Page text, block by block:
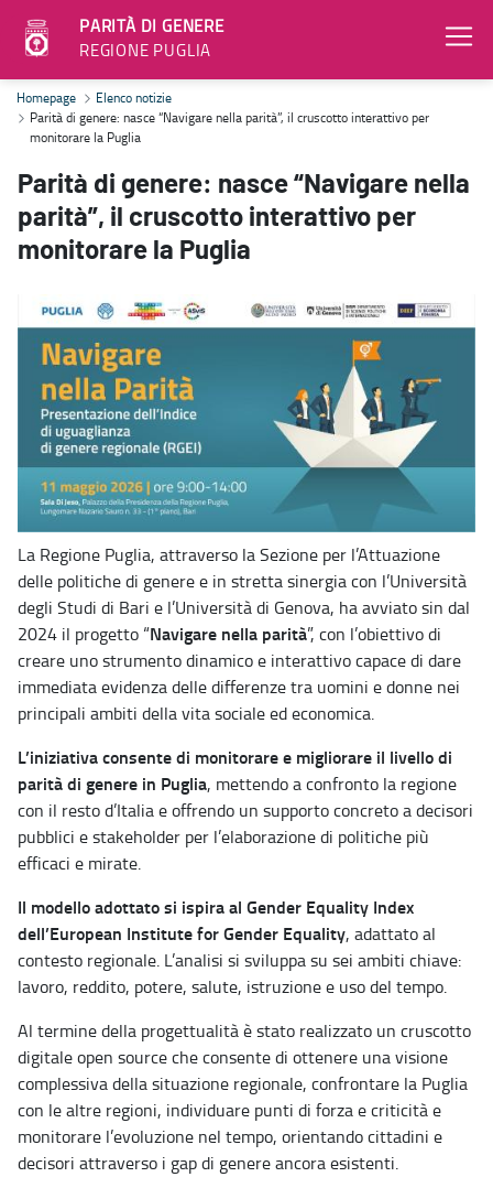
PARITÀ DI GENERE
REGIONE PUGLIA
Parità di genere: nasce “Navigare nella parità”, il cruscotto
Homepage
Elenco notizie
Parità di genere: nasce “Navigare nella parità”, il cruscotto interattivo per
monitorare la Puglia
Parità di genere: nasce “Navigare nella
parità”, il cruscotto interattivo per
monitorare la Puglia
La Regione Puglia, attraverso la Sezione per l’Attuazione
delle politiche di genere e in stretta sinergia con l’Università
degli Studi di Bari e l’Università di Genova, ha avviato sin dal
2024 il progetto “Navigare nella parità”, con l’obiettivo di
creare uno strumento dinamico e interattivo capace di dare
immediata evidenza delle differenze tra uomini e donne nei
principali ambiti della vita sociale ed economica.
L’iniziativa consente di monitorare e migliorare il livello di
parità di genere in Puglia, mettendo a confronto la regione
con il resto d’Italia e offrendo un supporto concreto a decisori
pubblici e stakeholder per l’elaborazione di politiche più
efficaci e mirate.
Il modello adottato si ispira al Gender Equality Index
dell’European Institute for Gender Equality, adattato al
contesto regionale. L’analisi si sviluppa su sei ambiti chiave:
lavoro, reddito, potere, salute, istruzione e uso del tempo.
Al termine della progettualità è stato realizzato un cruscotto
digitale open source che consente di ottenere una visione
complessiva della situazione regionale, confrontare la Puglia
con le altre regioni, individuare punti di forza e criticità e
monitorare l’evoluzione nel tempo, orientando cittadini e
decisori attraverso i gap di genere ancora esistenti.